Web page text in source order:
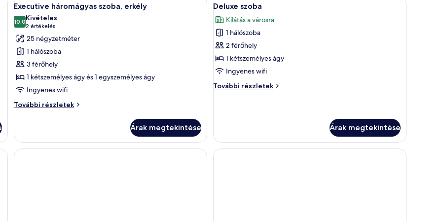
tóra
részletei
következő
szoba
összes
képének
megtekintése:
Executive
háromágyas
szoba,
erkély
7
Executive háromágyas szoba, erkély
10,010-ből 10,0
Kivételes
2 értékelés
(2
értékelés)
25 négyzetméter
1 hálószoba
3 férőhely
1 kétszemélyes ágy és 1 egyszemélyes ágy
Ingyenes wifi
További részletek
Executive
további
részletei
Árak megtekintése
következő
szoba
összes
képének
megtekintése:
Deluxe
10
Deluxe szoba
Kilátás a városra
1 hálószoba
2 férőhely
1 kétszemélyes ágy
Ingyenes wifi
További részletek
Deluxe
Árak megtekintése